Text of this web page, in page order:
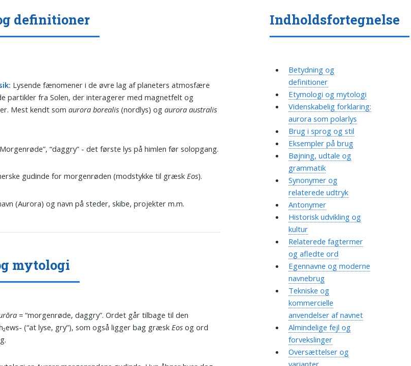
definitioner
Lysende fænomener i de øvre lag af planeters atmosfære
partikler fra Solen, der interagerer med magnetfelt og
Mest kendt somaurora borealis (nordlys) ogaurora australis
“daggry” - det første lys på himlen før solopgang.
gudinde for morgenrøden (modstykke til græskEos).
(Aurora) og navn på steder, skibe, projekter m.m.
mytologi
= “morgenrøde, daggry”. Ordet går tilbage til den
(“at lyse, gry”), som også ligger bag græsk Eos og ord
Indholdsfortegnelse
Betydning og
definitioner
Etymologi og mytologi
Videnskabelig forklaring:
aurora som polarlys
Brug i sprog og stil
Eksempler på brug
Bøjning, udtale og
grammatik
Synonymer og
relaterede udtryk
Antonymer
Historisk udvikling og
kultur
Relaterede fagtermer
og afledte ord
Egennavne og moderne
navnebrug
Tekniske og
kommercielle
anvendelser af navnet
Almindelige fejl og
forvekslinger
Oversættelser og